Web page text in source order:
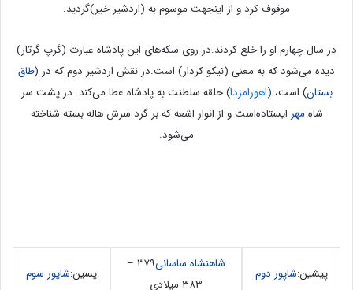
موقوف کرد و از اینجهت موسوم به (اردشیر خیر)گردید.
در سال چهارم او را خلع کردند.در روی سکه‌های این پادشاه عبارت (کَرپ کَرتار)
دیده می‌شود که به معنی (نیکو کردار) است.در نقش اردشیر دوم که در (طاق
بستان) است، (اهورامزدا) حلقه سلطنت به پادشاه عطا می‌کند. در پشت سر
شاهمهر ایستاده‌است و از انوار اشعه که بر گرد سرش هاله بسته شناخته
می‌شود.
پیشین:شاپور دوم
شاهنشاه ساسانی
۳۷۹ –
۳۸۳ میلادی
پسین:شاپور سوم